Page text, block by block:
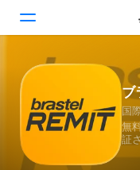
ゲーム
ブ
国
無
証